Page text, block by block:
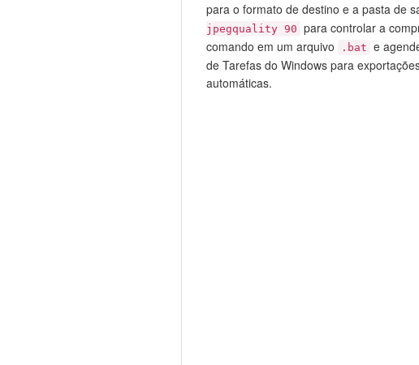
para o formato de destino e a pasta de
jpegquality 90 para controlar a
comando em um arquivo
.bat e
de Tarefas do Windows para
automáticas.